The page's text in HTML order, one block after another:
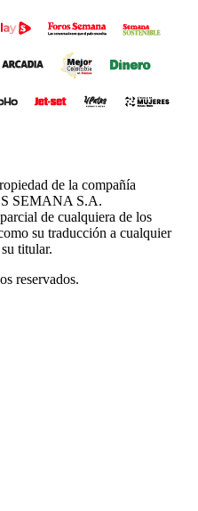
de la compañía
SEMANA S.A.
de cualquiera de los
su traducción a cualquier
titular.
reservados.